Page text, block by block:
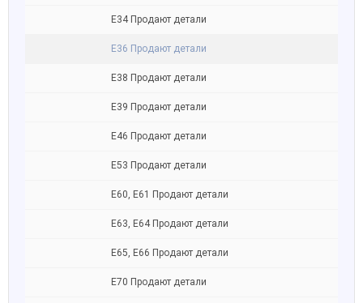
Е34 Продают детали
Е36 Продают детали
Е38 Продают детали
Е39 Продают детали
Е46 Продают детали
Е53 Продают детали
Е60, E61 Продают детали
Е63, E64 Продают детали
Е65, Е66 Продают детали
Е70 Продают детали